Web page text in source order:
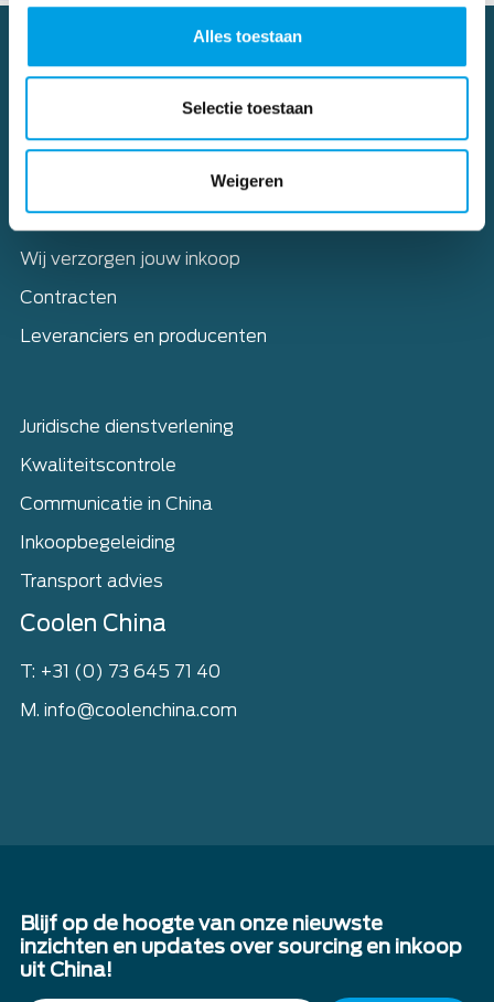
Alles toestaan
Selectie toestaan
Weigeren
Diensten
Sourcing – Complete aanpak
Sourcing China: doorborduren
Wij verzorgen jouw inkoop
Contracten
Leveranciers en producenten
Juridische dienstverlening
Kwaliteitscontrole
Communicatie in China
Inkoopbegeleiding
Transport advies
Coolen China
T: +31 (0) 73 645 71 40
M. info@coolenchina.com
Blijf op de hoogte van onze nieuwste
inzichten en updates over sourcing en inkoop
uit China!